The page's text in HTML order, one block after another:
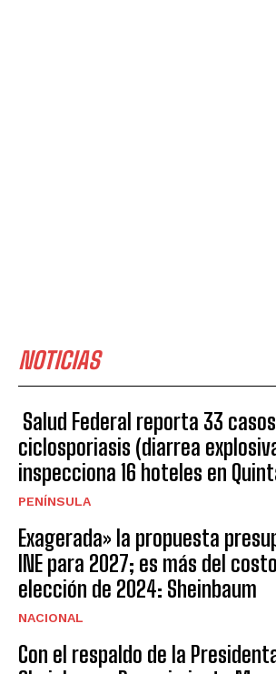
NOTICIAS
Salud Federal reporta 33
ciclosporiasis (diarrea
inspecciona 16 hoteles en
PENÍNSULA
Exagerada» la propuesta
INE para 2027; es más del
elección de 2024: Sheinbaum
NACIONAL
Con el respaldo de la